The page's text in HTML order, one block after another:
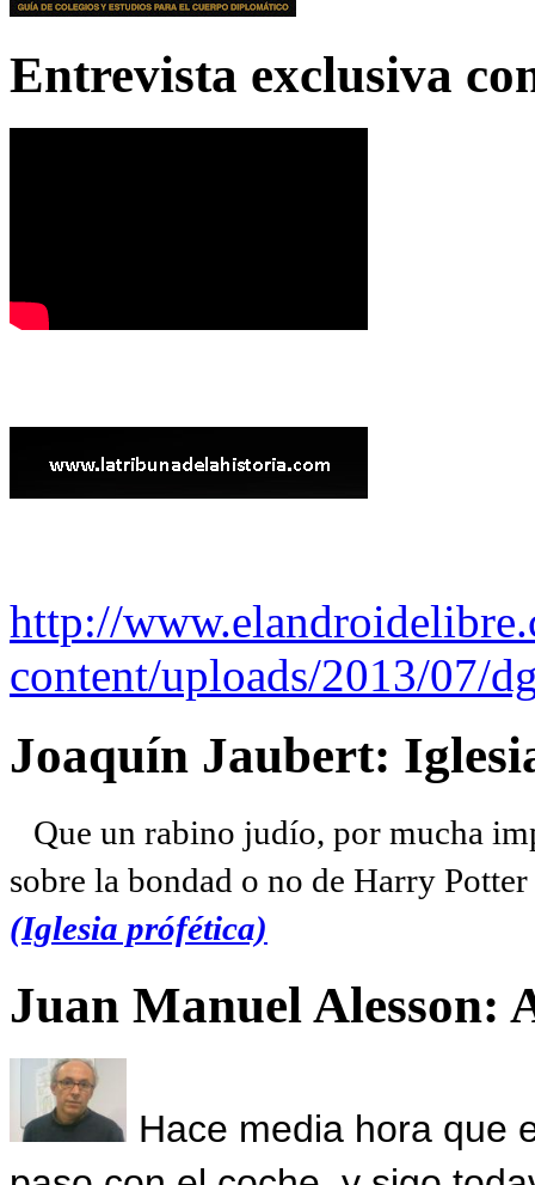
Entrevista exclusiva
http://
content/uploads/2013/07/
Joaquín Jaubert:
Que un rabino judío, por mucha
sobre la bondad o no de Harry
(Iglesia prófética)
Juan Manuel Alesson:
Hace media hora que